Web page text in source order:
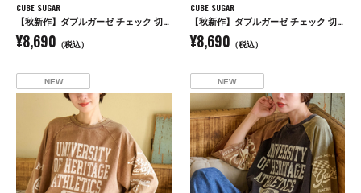
CUBE SUGAR
【秋新作】ダブルガーゼ チェック 切替 イージーパンツ
¥8,690 （税込）
CUBE SUGAR
【秋新作】ダブルガーゼ チェック 切替 イージーパンツ
¥8,690 （税込）
NEW NEW